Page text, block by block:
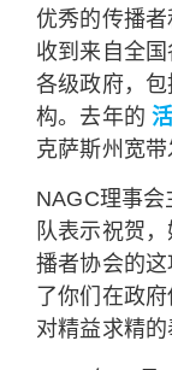
优秀的传播
收到来自全
各级政府，
构。去年的
克萨斯州宽
NAGC理事会
队表示祝贺
播者协会的
了你们在政
对精益求精